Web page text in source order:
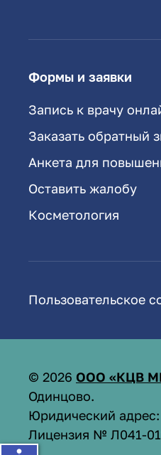
Формы и заявки
Запись к врачу
Заказать обратный
Анкета для
Оставить жалобу
Косметология
Пользовательское
© 2026 ООО «КЦВ
Одинцово.
Юридический
Лицензия № Л041-